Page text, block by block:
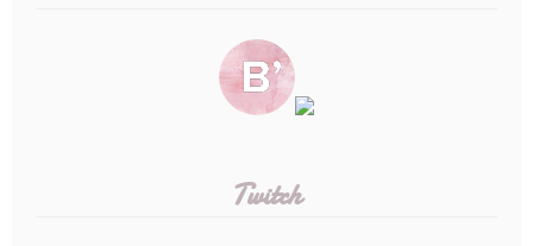
Twitch